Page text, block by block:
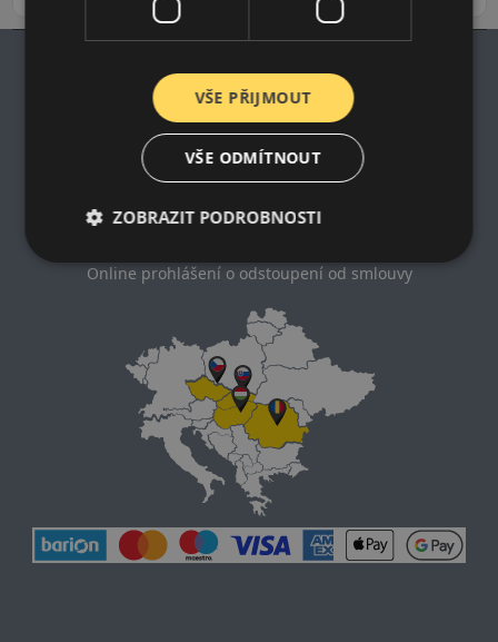
Impresum
Zásady ochrany osobních údajů
Nákupní podmínky
Impresum
Online prohlášení o odstoupení od smlouvy
VŠE PŘIJMOUT
VŠE ODMÍTNOUT
ZOBRAZIT PODROBNOSTI